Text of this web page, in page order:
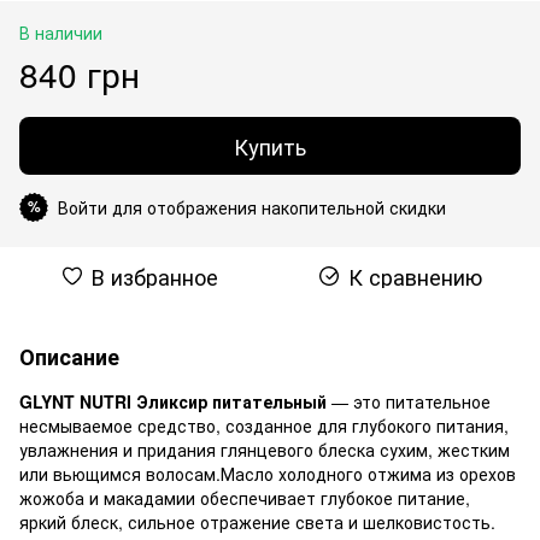
В наличии
840 грн
Купить
% Войти для отображения накопительной скидки
В избранное К сравнению
Описание
GLYNT NUTRI Эликсир питательный — это питательное
несмываемое средство, созданное для глубокого питания,
увлажнения и придания глянцевого блеска сухим, жестким
или вьющимся волосам.Масло холодного отжима из орехов
жожоба и макадамии обеспечивает глубокое питание,
яркий блеск, сильное отражение света и шелковистость.